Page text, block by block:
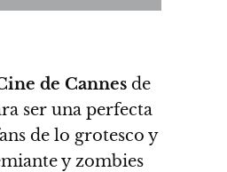
de Cannes de
ser una perfecta
de lo grotesco y
y zombies